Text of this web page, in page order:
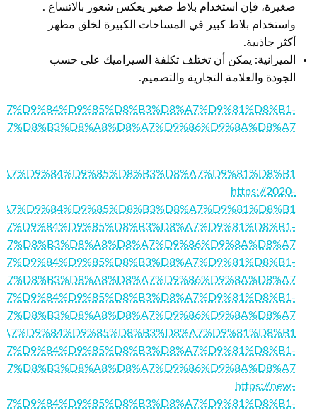
صغيرة، فإن استخدام بلاط صغير يعكس شعور بالاتساع .
واستخدام بلاط كبير في المساحات الكبيرة لخلق مظهر
أكثر جاذبية.
الميزانية: يمكن أن تختلف تكلفة السيراميك على حسب
الجودة والعلامة التجارية والتصميم.
https://2020-
https://new-